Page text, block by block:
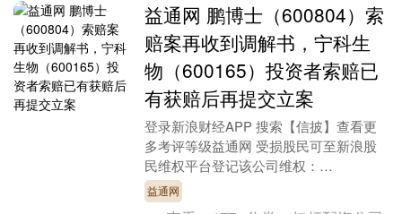
益通网 鹏博士（600804）索
赔案再收到调解书，宁科生
物（600165）投资者索赔已
有获赔后再提交立案
登录新浪财经APP 搜索【信披】查看更
多考评等级益通网 受损股民可至新浪股
民维权平台登记该公司维权：
http://wq.finance.sina.com.cn/....
益通网